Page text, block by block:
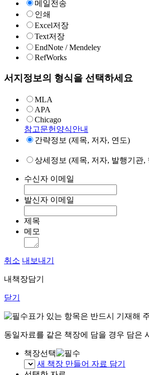
메일전송
인쇄
Excel저장
Text저장
EndNote / Mendeley
RefWorks
서지정보의 형식을 선택하세요
MLA
APA
Chicago
참고문헌양식안내
간략정보 (제목, 저자, 연도)
상세정보 (제목, 저자, 발행기관
수신자 이메일
발신자 이메일
제목
메모
취소 내보내기
내책장담기
닫기
표가 있는 항목은 반드시 기재해
동일자료를 같은 책장에 담을 경우 담은
책장선택
새 책장 만들어 자료 담기